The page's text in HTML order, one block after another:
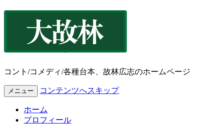
コント/コメディ/各種台本、故林広志のホームページ
メニュー コンテンツへスキップ
ホーム
プロフィール